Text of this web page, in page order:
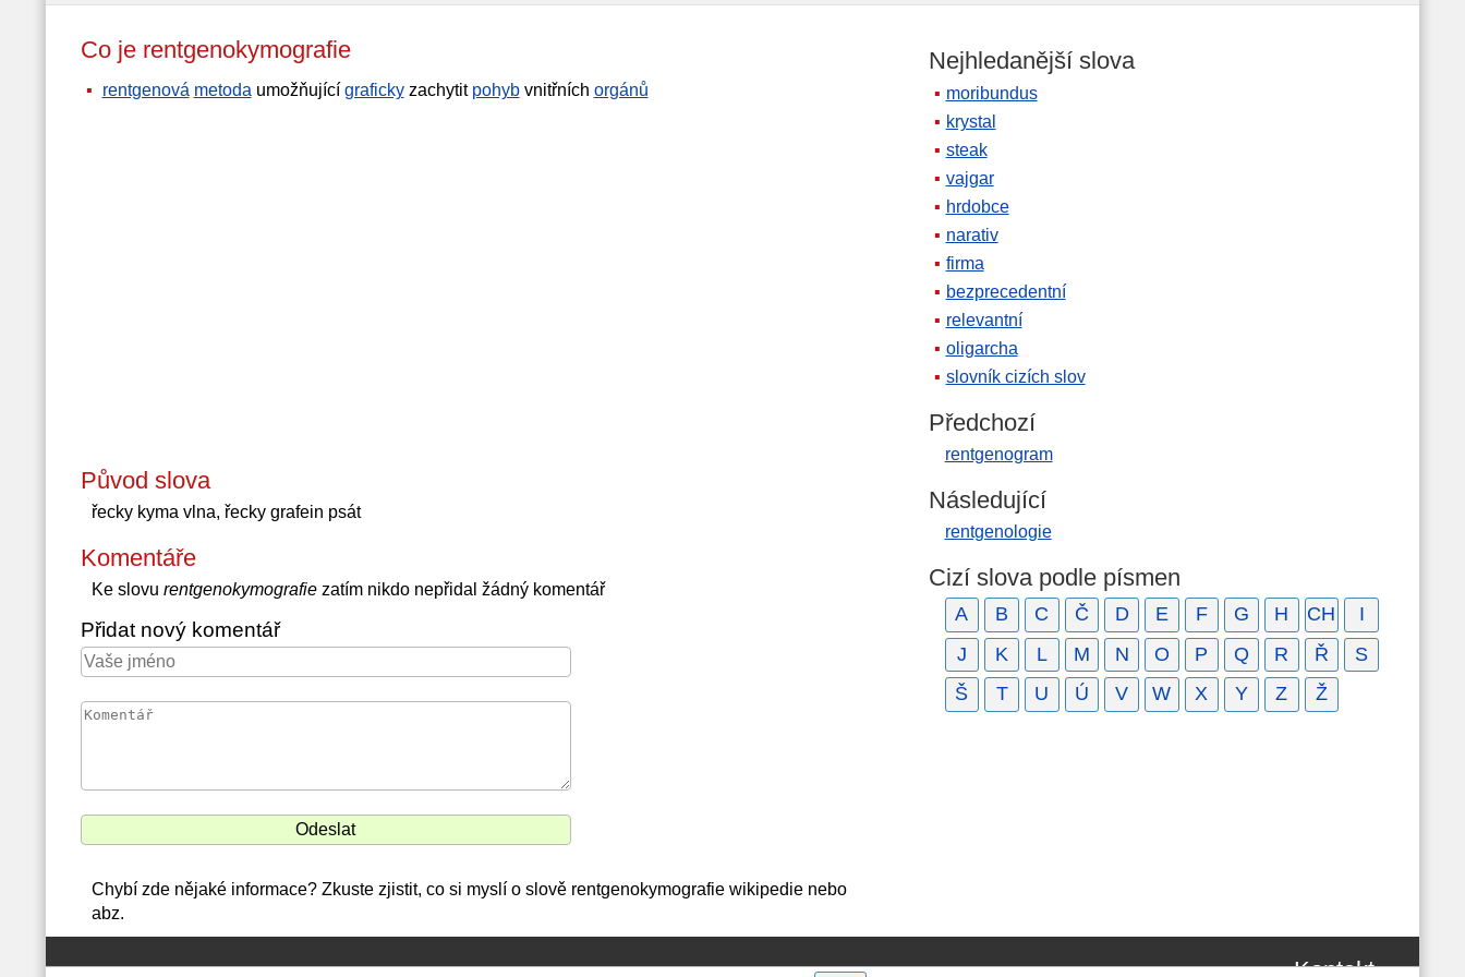
Co je rentgenokymografie
rentgenová metoda umožňující grafickyzachytit pohybvnitřních orgánů
Původ slova
řecky kyma vlna, řecky grafein psát
Komentáře
Ke slovu rentgenokymografiezatím nikdo nepřidal žádný komentář
Přidat nový komentář
Chybí zde nějaké informace? Zkuste zjistit, co si myslí o slově rentgenokymografie wikipedie nebo
abz.
Nejhledanější slova
moribundus
krystal
steak
vajgar
hrdobce
narativ
firma
bezprecedentní
relevantní
oligarcha
slovník cizích slov
Předchozí
rentgenogram
Následující
rentgenologie
Cizí slova podle písmen
A B C Č D E F G H CH
I
J
K L M N O P Q R Ř
S
Š
T U Ú V W X Y Z Ž
Kontakt